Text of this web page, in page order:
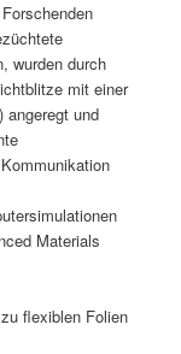
wurden durch
mit einer
angeregt und
Materials
flexiblen Folien